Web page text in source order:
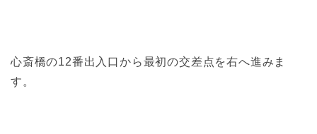
心斎橋の12番出入口から最初の交差点を右へ進みま
す。